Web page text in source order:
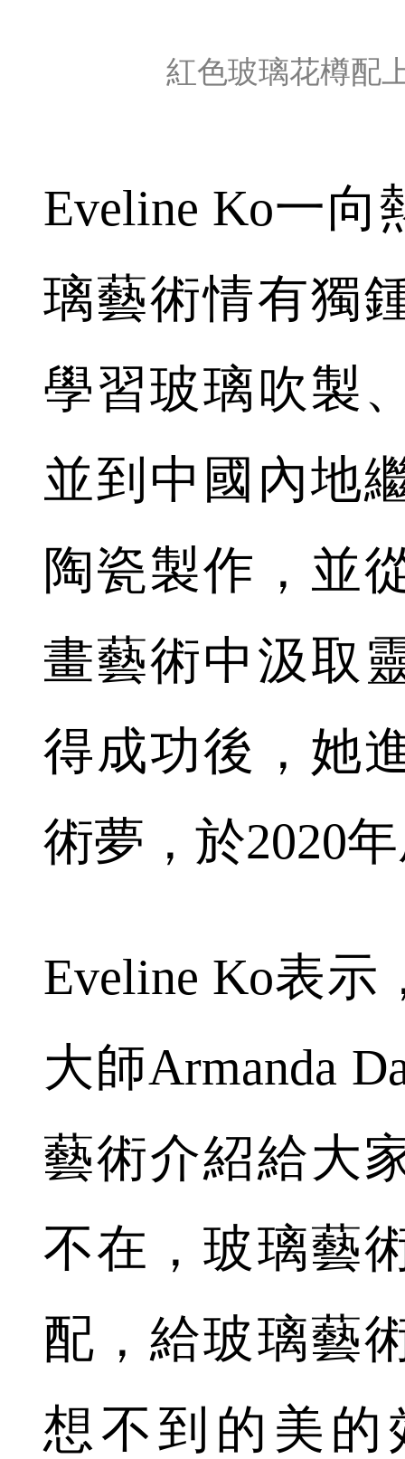
紅色玻璃花樽配
Eveline Ko一
璃藝術情有獨
學習玻璃吹製
並到中國內地
陶瓷製作，並
畫藝術中汲取
得成功後，她
術夢，於2020
Eveline Ko表
大師Armanda
藝術介紹給大
不在，玻璃藝
配，給玻璃藝
想不到的美